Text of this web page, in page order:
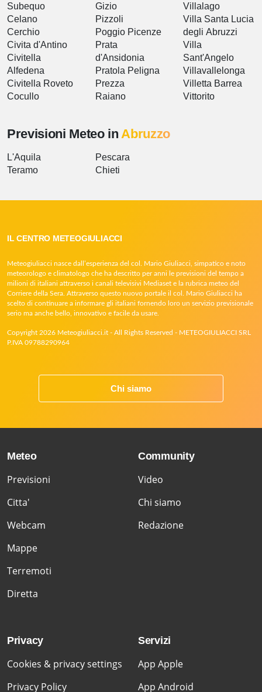
Subequo
Celano
Cerchio
Civita d'Antino
Civitella
Alfedena
Civitella Roveto
Cocullo
Gizio
Pizzoli
Poggio Picenze
Prata
d'Ansidonia
Pratola Peligna
Prezza
Raiano
Villalago
Villa Santa Lucia
degli Abruzzi
Villa
Sant'Angelo
Villavallelonga
Villetta Barrea
Vittorito
Previsioni Meteo in Abruzzo
L'Aquila
Teramo
Pescara
Chieti
IL CENTRO METEOGIULIACCI
Meteogiuliacci nasce dall’esperienza del col. Mario Giuliacci, simpatico e noto
meteorologo e climatologo che ha descritto per anni le previsioni del tempo a
milioni di italiani attraverso i canali televisivi Mediaset e la rubrica meteo del
Corriere della Sera. Attraverso questo nuovo portale il col. Mario Giuliacci ha
scelto di continuare a informare gli italiani fornendo loro un servizio previsionale
serio ma anche bello, innovativo e facile da usare.
Copyright 2026 Meteogiuliacci.it - All Rights Reserved - METEOGIULIACCI SRL
P.IVA 09788290964
Chi siamo
Meteo
Previsioni
Citta'
Webcam
Mappe
Terremoti
Diretta
Community
Video
Chi siamo
Redazione
Privacy
Cookies & privacy settings
Privacy Policy
Servizi
App Apple
App Android